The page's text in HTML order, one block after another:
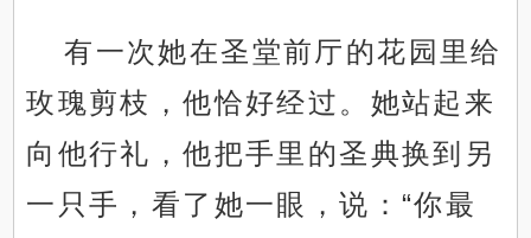
有一次她在圣堂前厅的花园里给
玫瑰剪枝，他恰好经过。她站起来
向他行礼，他把手里的圣典换到另
一只手，看了她一眼，说：“你最